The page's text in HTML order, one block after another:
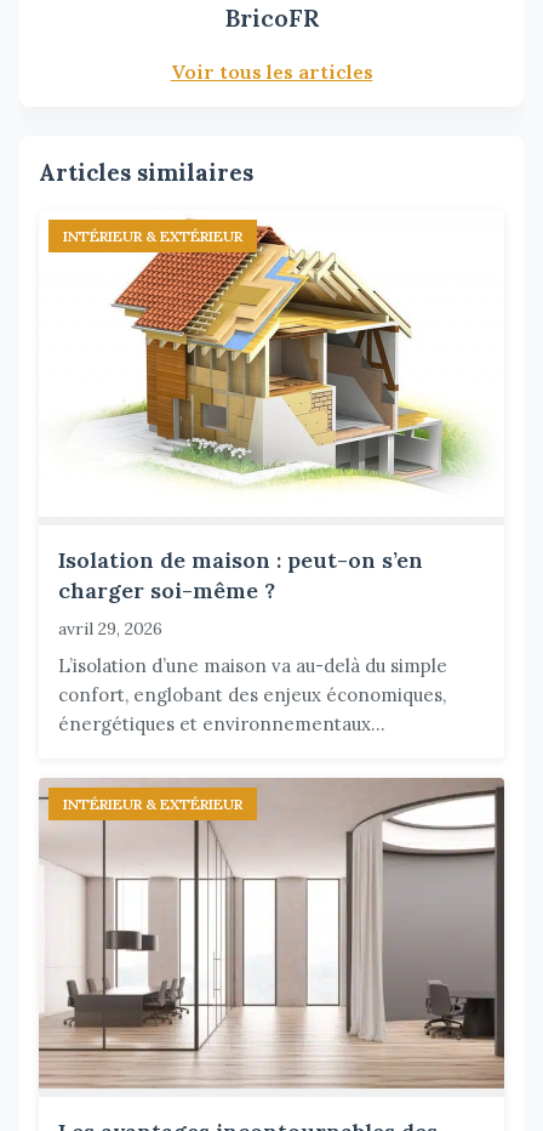
BricoFR
Voir tous les articles
Articles similaires
INTÉRIEUR & EXTÉRIEUR
Isolation de maison : peut-on s’en
charger soi-même ?
avril 29, 2026
L’isolation d’une maison va au-delà du simple
confort, englobant des enjeux économiques,
énergétiques et environnementaux...
INTÉRIEUR & EXTÉRIEUR